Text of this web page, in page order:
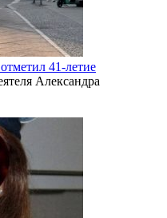
41-летие
Александра